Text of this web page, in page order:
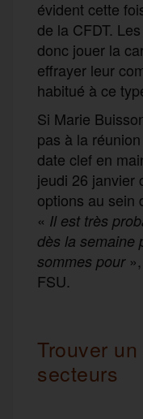
évident cette
de la CFDT.
donc jouer la
effrayer leur
habitué à ce
Si Marie
pas à la
date clef en
jeudi 26 janvier
options au sein
« Il est très
dès la semaine
sommes pour»,
FSU.
Trouver
secteurs